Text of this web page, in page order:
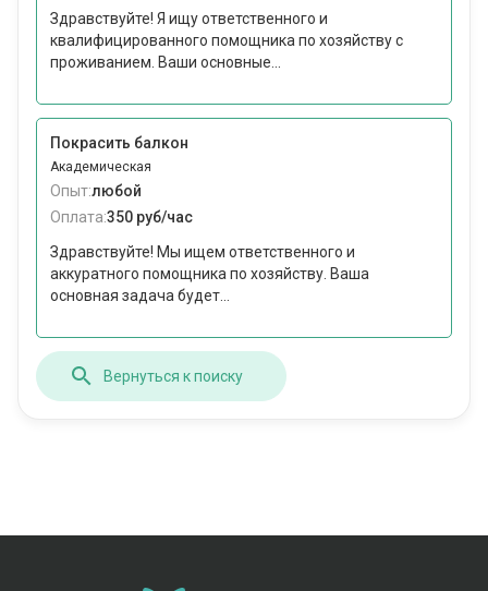
Здравствуйте! Я ищу ответственного и
квалифицированного помощника по хозяйству с
проживанием. Ваши основные...
Покрасить балкон
Академическая
Опыт:любой
Оплата:350 руб/час
Здравствуйте! Мы ищем ответственного и
аккуратного помощника по хозяйству. Ваша
основная задача будет...
Вернуться к поиску